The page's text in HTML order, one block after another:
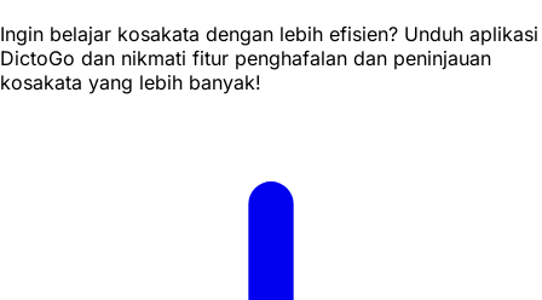
Ingin belajar kosakata dengan lebih efisien? Unduh aplikasi
DictoGo dan nikmati fitur penghafalan dan peninjauan
kosakata yang lebih banyak!